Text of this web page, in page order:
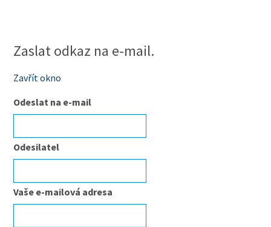
Zaslat odkaz na e-mail.
Zavřít okno
Odeslat na e-mail
Odesilatel
Vaše e-mailová adresa